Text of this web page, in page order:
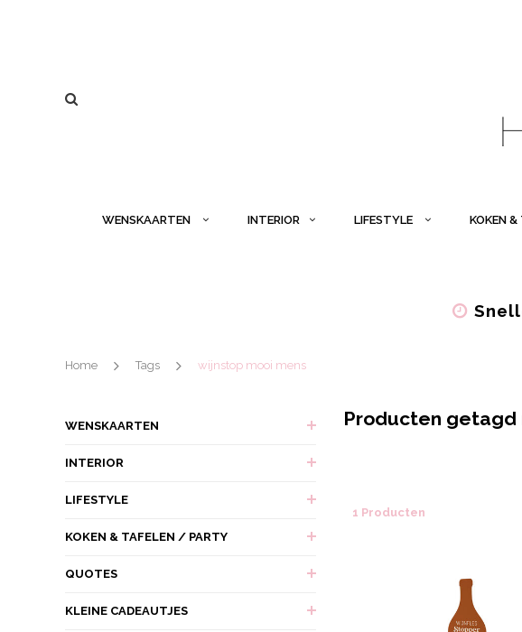
WENSKAARTEN INTERIOR LIFESTYLE KOKEN
Home Tags wijnstop mooi mens
WENSKAARTEN
INTERIOR
LIFESTYLE
KOKEN & TAFELEN / PARTY
QUOTES
KLEINE CADEAUTJES
Producten getagd
1 Producten